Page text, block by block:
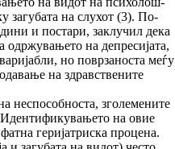
загубата на слухот (3). По­
и постари, заклучил де­ка
одржувањето на де­пре­си­јата,
но по­вр­заноста меѓу
на здрав­ствените
неспособноста, зго­ле­ме­ни­те
Идентификувањето на овие
геријатриска про­це­на.